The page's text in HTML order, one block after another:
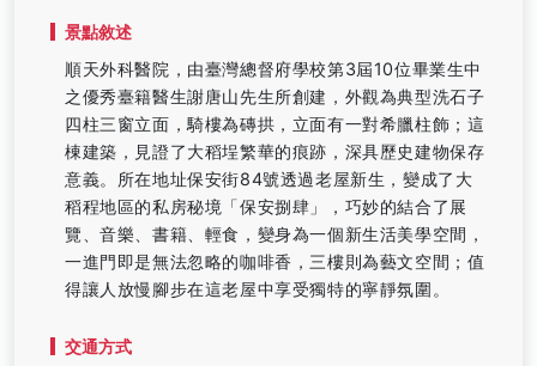
景點敘述
順天外科醫院，由臺灣總督府學校第3屆10位畢業生中
之優秀臺籍醫生謝唐山先生所創建，外觀為典型洗石子
四柱三窗立面，騎樓為磚拱，立面有一對希臘柱飾；這
棟建築，見證了大稻埕繁華的痕跡，深具歷史建物保存
意義。所在地址保安街84號透過老屋新生，變成了大
稻程地區的私房秘境「保安捌肆」，巧妙的結合了展
覽、音樂、書籍、輕食，變身為一個新生活美學空間，
一進門即是無法忽略的咖啡香，三樓則為藝文空間；值
得讓人放慢腳步在這老屋中享受獨特的寧靜氛圍。
交通方式